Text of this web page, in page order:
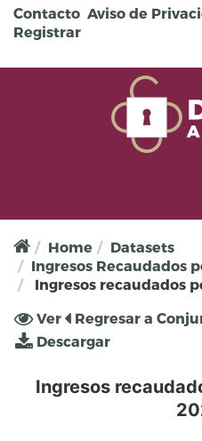
Pasar al contenido
Contacto Aviso de
Registrar
Home
Datasets
Ingresos Recaudados
Ingresos recaudados
Solapas
Ver (solapa
activa)
Regresar a
Descargar
Ingresos